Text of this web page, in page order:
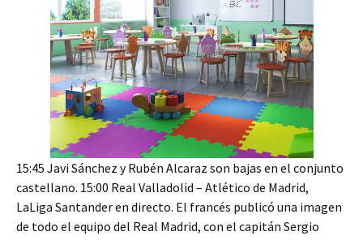
15:45 Javi Sánchez y Rubén Alcaraz son bajas en el conjunto
castellano. 15:00 Real Valladolid – Atlético de Madrid,
LaLiga Santander en directo. El francés publicó una imagen
de todo el equipo del Real Madrid, con el capitán Sergio